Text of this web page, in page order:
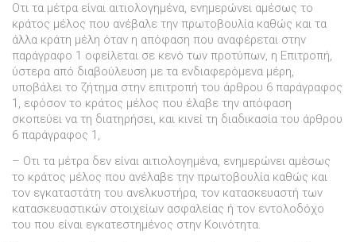
Οτι τα µέτρα είναι αιτιολογηµένα, ενηµερώνει αµέσως το
κράτος µέλος που ανέβαλε την πρωτοβουλία καθώς και τα
άλλα κράτη µέλη όταν η απόφαση που αναφέρεται στην
παράγραφο 1 οφείλεται σε κενό των προτύπων, η Επιτροπή,
ύστερα από διαβούλευση µε τα ενδιαφερόµενα µέρη,
υποβάλει το ζήτηµα στην επιτροπή του άρθρου 6 παράγραφος
1, εφόσον το κράτος µέλος που έλαβε την απόφαση
σκοπεύει να τη διατηρήσει, και κινεί τη διαδικασία του άρθρου
6 παράγραφος 1,
– Οτι τα µέτρα δεν είναι αιτιολογηµένα, ενηµερώνει αµέσως
το κράτος µέλος που ανέλαβε την πρωτοβουλία καθώς και
τον εγκαταστάτη του ανελκυστήρα, τον κατασκευαστή των
κατασκευαστικών στοιχείων ασφαλείας ή τον εντολοδόχο
του που είναι εγκατεστηµένος στην Κοινότητα.